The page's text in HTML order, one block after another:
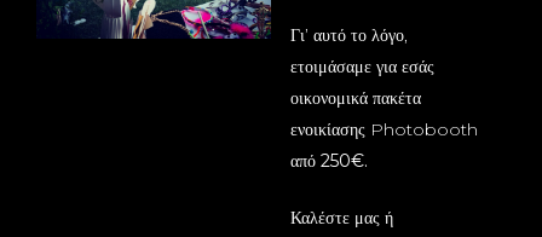
Γι’ αυτό το λόγο,
ετοιμάσαμε για εσάς
οικονομικά πακέτα
ενοικίασης Photobooth
από 250€.
Καλέστε μας ή